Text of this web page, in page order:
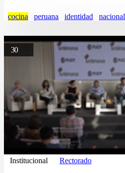
cocina peruana identidad nacional
30
Institucional Rectorado